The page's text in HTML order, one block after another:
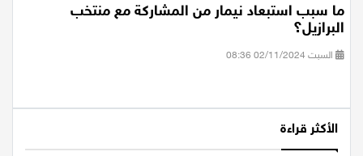
ما سبب استبعاد نيمار من المشاركة مع منتخب
البرازيل؟
السبت 02/11/2024 08:36
الأكثر قراءة